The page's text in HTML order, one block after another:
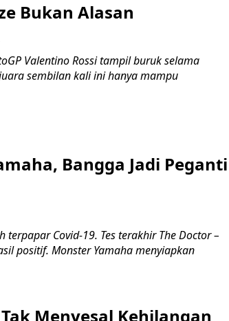
Bukan Alasan
Valentino Rossi tampil buruk selama
sembilan kali ini hanya mampu
Bangga Jadi Peganti
terpapar Covid-19. Tes terakhir The Doctor –
positif. Monster Yamaha menyiapkan
Menyesal Kehilangan